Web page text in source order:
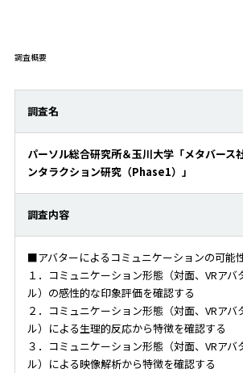
調査概要
調査名
パーソル総合研究所＆玉川大学「メタバース
ンタラクション研究（Phase1）」
調査内容
■アバターによるコミュニケーションの可能
１．コミュニケーション形態（対面、VRア
ル）の感性的な印象評価を確認する
２．コミュニケーション形態（対面、VRア
ル）による生理的反応から特徴を確認する
３．コミュニケーション形態（対面、VRア
ル）による映像解析から特徴を確認する